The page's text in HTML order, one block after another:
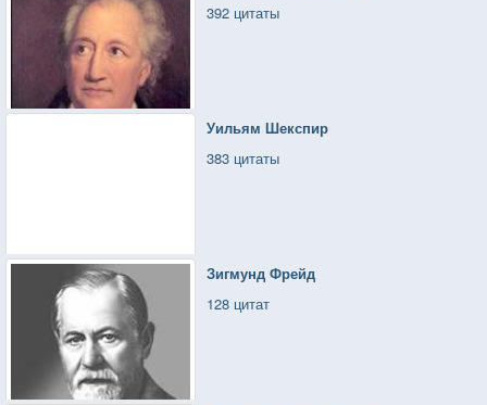
392 цитаты
Уильям Шекспир
383 цитаты
Зигмунд Фрейд
128 цитат